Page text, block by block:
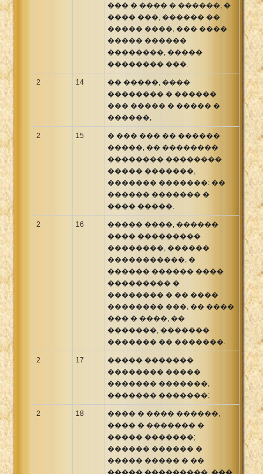
��� � ���� � ������, �
���� ���, ������ ��
����� ����, ��� ����
����� ������
��������, �����
�������� ���.
2 14
�� �����, ����
�������� � ������
��� ����� � ����� �
������,
2 15
� ��� ��� �� ������
�����, �� ��������
�������� ��������
����� �������,
������� �������: ��
������ ������� �
���� �����.
2 16
����� ����, ������
���� ���������
��������, ������
�����������, �
������ ������ ����
��������� �
�������� � �� ����
�������� ���, �� ����
��� � ����, ��
�������, �������
������� �� �������.
2 17
����� �������
�������� �����
������� �������,
������� �������:
2 18
���� � ���� ������,
���� � ������� �
����� �������;
������ ������ �
����� ����� � ��
����� ���������, ���